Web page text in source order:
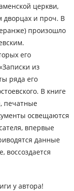
церкви,
дворцах и проч. В
произошло
его
из
ряда его
В книге
печатные
освещаются
впервые
данные
воссоздается
у автора!